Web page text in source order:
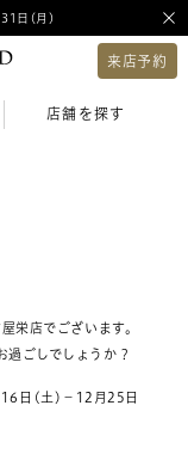
日(月)
来店予約
店舗を探す
栄店でございます。
過ごしでしょうか？
16日(土)－12月25日